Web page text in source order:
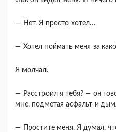
― Нет. Я просто хотел…
― Хотел поймать меня за
Я молчал.
― Расстроил я тебя? ― он
мне, подметая асфальт и
― Простите меня. Я думал,